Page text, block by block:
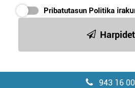
Pribatutasun Politika
943 16